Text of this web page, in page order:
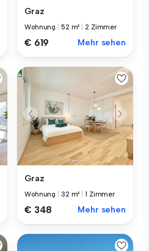
Graz
Wohnung 52 m² |2 Zimmer
€ 619 Mehr sehen
Graz
Wohnung 32 m² |1 Zimmer
€ 348 Mehr sehen